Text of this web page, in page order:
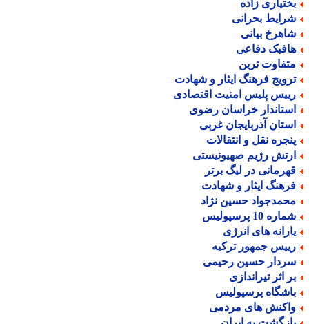
زاده
بحرانی
بیانی
دفاعی
ترین
فرهنگ ایثار و شهادت
پلیس امنیت اقتصادی
خراسان رضوی
آذربایجان غربی
نقل و انتقالات
رژیم صهیونیستی
در لیگ برتر
ایثار و شهادت
حسین نژاد
10 پرسپولیس
های انرژی
جمهور ترکیه
حسین رحیمی
اثر تیراندازی
پرسپولیس
های مردمی